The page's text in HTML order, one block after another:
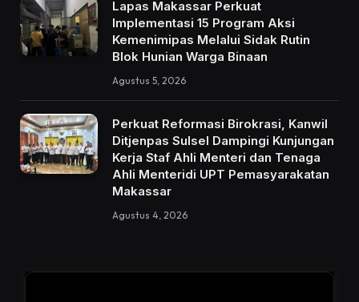
Lapas Makassar Perkuat
Implementasi 15 Program Aksi
Kemenimipas Melalui Sidak Rutin
Blok Hunian Warga Binaan
Agustus 5, 2026
Perkuat Reformasi Birokrasi, Kanwil
Ditjenpas Sulsel Dampingi Kunjungan
Kerja Staf Ahli Menteri dan Tenaga
Ahli Menteridi UPT Pemasyarakatan
Makassar
Agustus 4, 2026